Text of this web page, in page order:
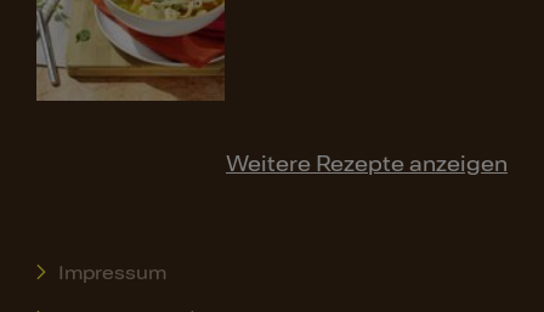
Weitere Rezepte anzeigen
Impressum